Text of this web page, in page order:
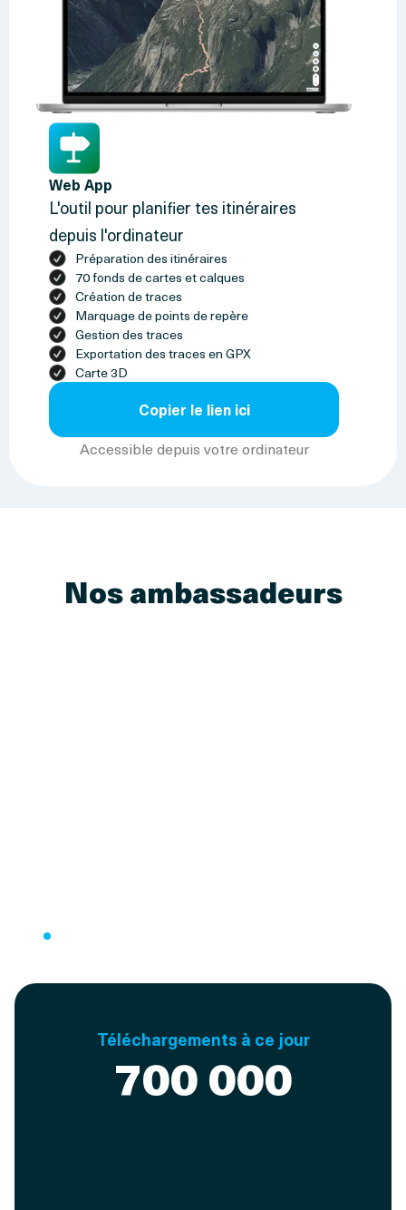
Web App
L'outil pour planifier tes itinéraires
depuis l'ordinateur
Préparation des itinéraires
70 fonds de cartes et calques
Création de traces
Marquage de points de repère
Gestion des traces
Exportation des traces en GPX
Carte 3D
Copier le lien ici
Accessible depuis votre ordinateur
Nos ambassadeurs
Téléchargements à ce jour
700 000